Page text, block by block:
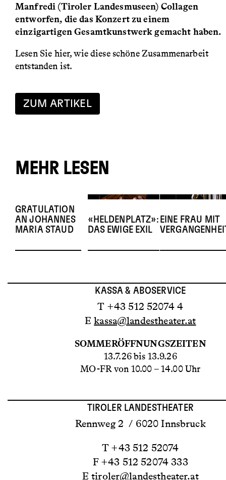
Manfredi (Tiroler Landesmuseen) Collagen
entworfen, die das Konzert zu einem
einzigartigen Gesamtkunstwerk gemacht haben.
Lesen Sie hier, wie diese schöne Zusammenarbeit
entstanden ist.
ZUM ARTIKEL
MEHR LESEN
GRATULATION
AN JOHANNES
MARIA STAUD
«HELDENPLATZ»:
DAS EWIGE EXIL
EINE FRAU MIT
KASSA & ABOSERVICE
T +43 512 52074 4
Ekassa@landestheater.at
SOMMERÖFFNUNGSZEITEN
13.7.26 bis 13.9.26
MO-FR von 10.00 – 14.00 Uhr
TIROLER LANDESTHEATER
Rennweg 2 / 6020 Innsbruck
T +43 512 52074
F +43 512 52074 333
Etiroler@landestheater.at